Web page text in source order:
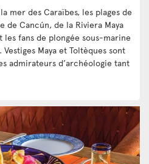
mer des Caraïbes, les plages de
de Cancún, de la Riviera Maya
fans de plongée sous-marine
Maya et Toltèques sont
admirateurs d’archéologie tant